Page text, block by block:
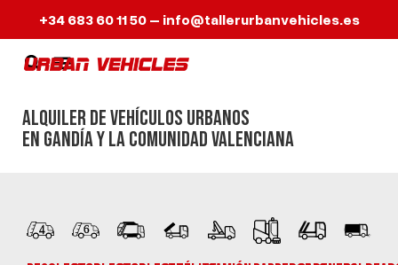
+34 683 60 11 50– info@tallerurbanvehicles.es
Alquiler de Vehículos urbanos
en Gandía y la Comunidad Valenciana